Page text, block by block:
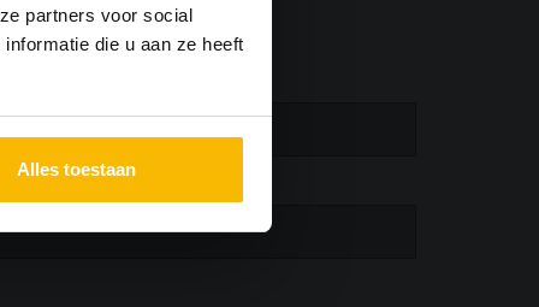
partners voor social
die u aan ze heeft
Alles toestaan